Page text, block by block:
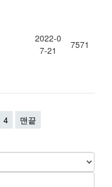
2022-0
7-21
7571
4 맨끝